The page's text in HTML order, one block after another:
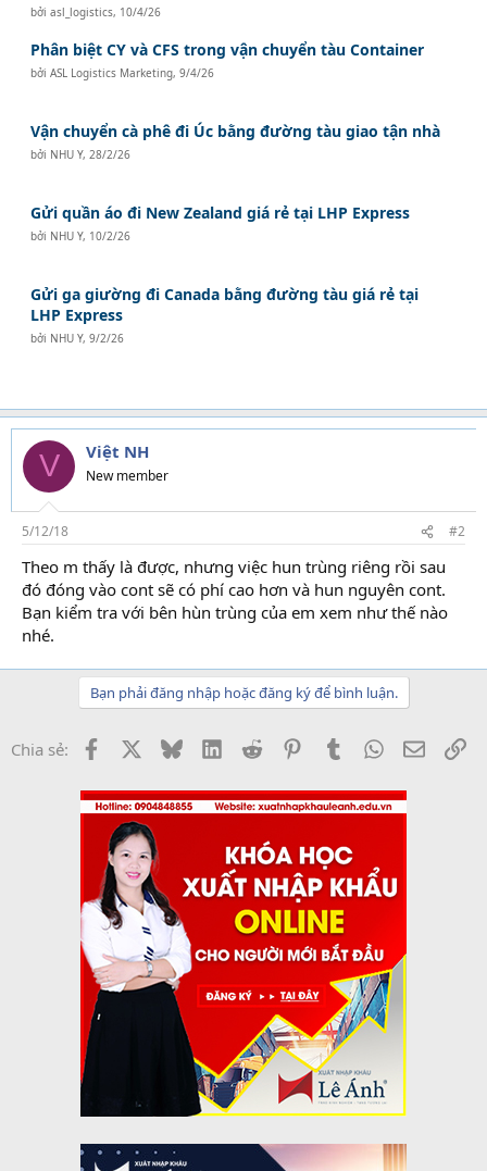
bởiasl_logistics, 10/4/26
Phân biệt CY và CFS trong vận chuyển tàu Container
bởiASL Logistics Marketing,9/4/26
Vận chuyển cà phê đi Úc bằng đường tàu giao tận nhà
bởi NHU Y, 28/2/26
Gửi quần áo đi New Zealand giá rẻ tại LHP Express
bởi NHU Y, 10/2/26
Gửi ga giường đi Canada bằng đường tàu giá rẻ tại
LHP Express
bởi NHU Y,9/2/26
V Việt NH
New member
5/12/18 #2
Theo m thấy là được, nhưng việc hun trùng riêng rồi sau
đó đóng vào cont sẽ có phí cao hơn và hun nguyên cont.
Bạn kiểm tra với bên hùn trùng của em xem như thế nào
nhé.
Bạn phải đăng nhập hoặc đăng ký để bình luận.
Chia sẻ: Facebook BlueskyLinkedInReddit PinterestTumblrWhatsApp
Email